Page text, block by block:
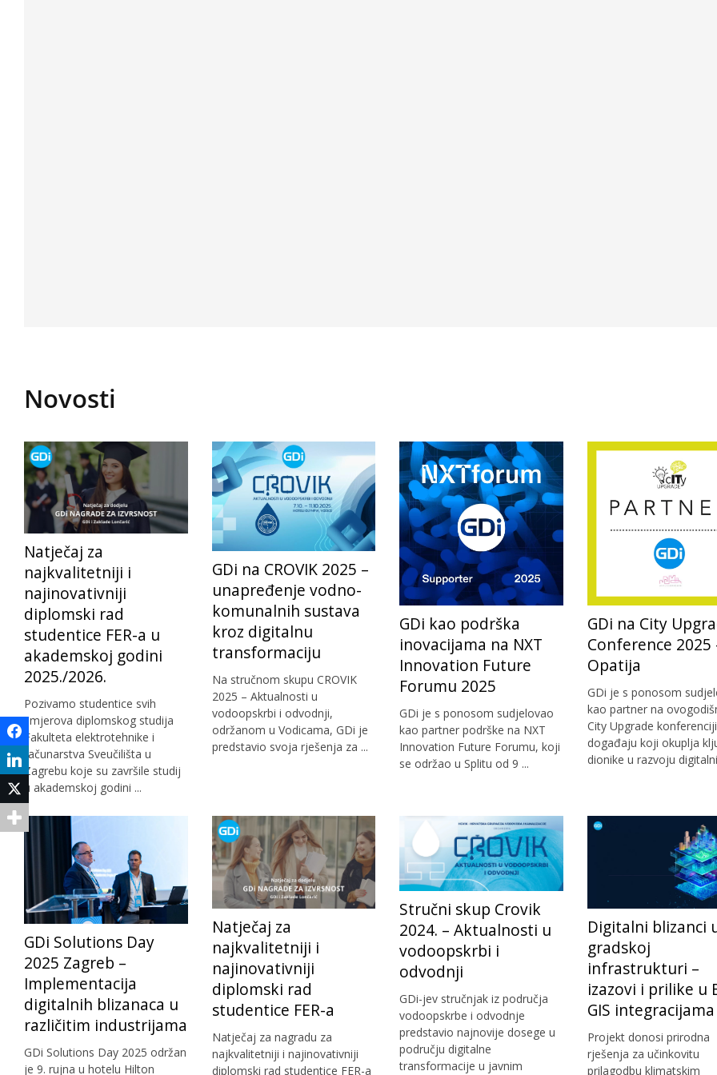
Novosti
Natječaj za
najkvalitetniji i
najinovativniji
diplomski rad
studentice FER-a u
akademskoj godini
2025./2026.
Pozivamo studentice svih
smjerova diplomskog studija
Fakulteta elektrotehnike i
računarstva Sveučilišta u
Zagrebu koje su završile studij
u akademskoj godini ...
GDi na CROVIK 2025 –
unapređenje vodno-
komunalnih sustava
kroz digitalnu
transformaciju
Na stručnom skupu CROVIK
2025 – Aktualnosti u
vodoopskrbi i odvodnji,
održanom u Vodicama, GDi je
predstavio svoja rješenja za ...
GDi kao podrška
inovacijama na NXT
Innovation Future
Forumu 2025
GDi je s ponosom sudjelovao
kao partner podrške na NXT
Innovation Future Forumu, koji
se održao u Splitu od 9 ...
GDi na City
Conference 2025
Opatija
GDi je s ponosom
kao partner na
City Upgrade
događaju koji okuplja
dionike u razvoju
GDi Solutions Day
2025 Zagreb –
Implementacija
digitalnih blizanaca u
različitim industrijama
GDi Solutions Day 2025 održan
je 9. rujna u hotelu Hilton
Natječaj za
najkvalitetniji i
najinovativniji
diplomski rad
studentice FER-a
Natječaj za nagradu za
najkvalitetniji i najinovativniji
diplomski rad studentice FER-a
Stručni skup Crovik
2024. – Aktualnosti u
vodoopskrbi i
odvodnji
GDi-jev stručnjak iz područja
vodoopskrbe i odvodnje
predstavio najnovije dosege u
području digitalne
transformacije u javnim
Digitalni blizanci
gradskoj
infrastrukturi –
izazovi i prilike u
GIS integracijama
Projekt donosi prirodna
rješenja za učinkovitu
prilagodbu klimatskim
Facebook
LinkedIn
Twitter